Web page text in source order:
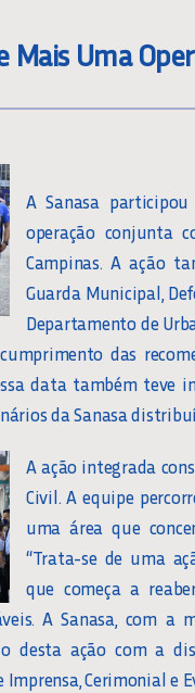
Mais Uma
A Sanasa
operação conjunta
Campinas. A ação
Guarda Municipal,
Departamento de
das
data também teve
da Sanasa
A ação integrada
Civil. A equipe
uma área que
“Trata-se de uma
que começa a
A Sanasa, com
desta ação com a
Cerimonial e